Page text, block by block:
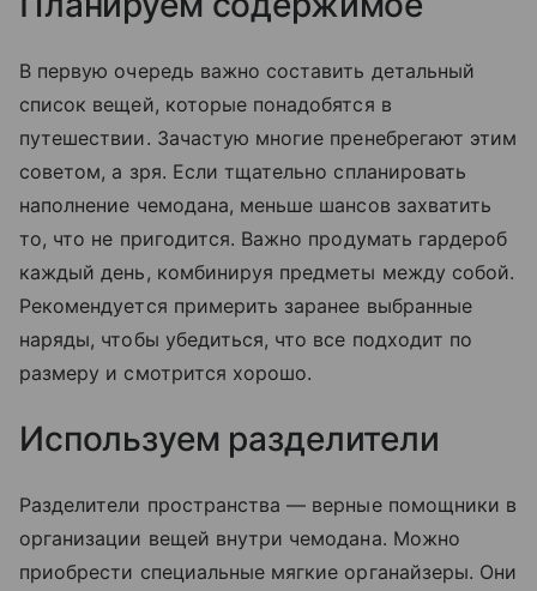
В первую очередь важно составить детальный
список вещей, которые понадобятся в
путешествии. Зачастую многие пренебрегают этим
советом, а зря. Если тщательно спланировать
наполнение чемодана, меньше шансов захватить
то, что не пригодится. Важно продумать гардероб
каждый день, комбинируя предметы между собой.
Рекомендуется примерить заранее выбранные
наряды, чтобы убедиться, что все подходит по
размеру и смотрится хорошо.
Используем разделители
Разделители пространства — верные помощники в
организации вещей внутри чемодана. Можно
приобрести специальные мягкие органайзеры. Они